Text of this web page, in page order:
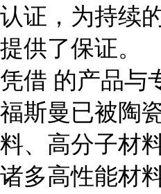
认证，为持续
提供了保证。
凭借 的产品与
福斯曼已被陶
料、高分子材
诸多高性能材